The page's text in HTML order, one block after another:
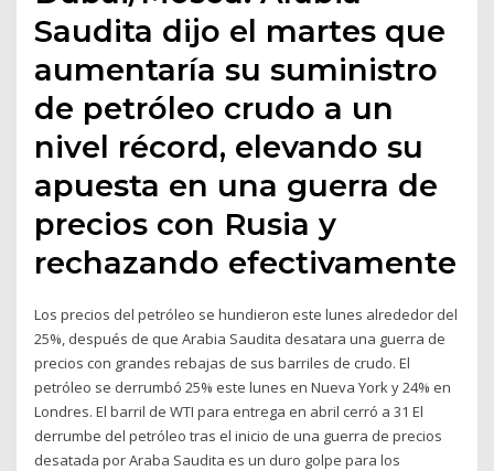
Saudita dijo el martes que
aumentaría su suministro
de petróleo crudo a un
nivel récord, elevando su
apuesta en una guerra de
precios con Rusia y
rechazando efectivamente
Los precios del petróleo se hundieron este lunes alrededor del
25%, después de que Arabia Saudita desatara una guerra de
precios con grandes rebajas de sus barriles de crudo. El
petróleo se derrumbó 25% este lunes en Nueva York y 24% en
Londres. El barril de WTI para entrega en abril cerró a 31 El
derrumbe del petróleo tras el inicio de una guerra de precios
desatada por Araba Saudita es un duro golpe para los